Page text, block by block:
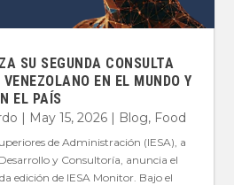
SU SEGUNDA CONSULTA
EN EL MUNDO Y
EL PAÍS
| May 15, 2026 | Blog, Food
de Administración (IESA), a
y Consultoría, anuncia el
edición de IESA Monitor. Bajo el